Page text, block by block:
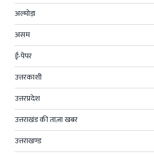
अल्मोड़ा
असम
ई-पेपर
उत्तरकाशी
उत्तरप्रदेश
उत्तराखंड की ताज़ा खबर
उत्तराखण्ड